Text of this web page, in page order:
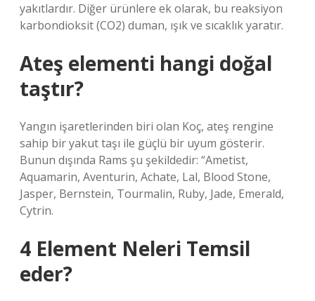
yakıtlardır. Diğer ürünlere ek olarak, bu reaksiyon
karbondioksit (CO2) duman, ışık ve sıcaklık yaratır.
Ateş elementi hangi doğal
taştır?
Yangın işaretlerinden biri olan Koç, ateş rengine
sahip bir yakut taşı ile güçlü bir uyum gösterir.
Bunun dışında Rams şu şekildedir: “Ametist,
Aquamarin, Aventurin, Achate, Lal, Blood Stone,
Jasper, Bernstein, Tourmalin, Ruby, Jade, Emerald,
Cytrin.
4 Element Neleri Temsil
eder?